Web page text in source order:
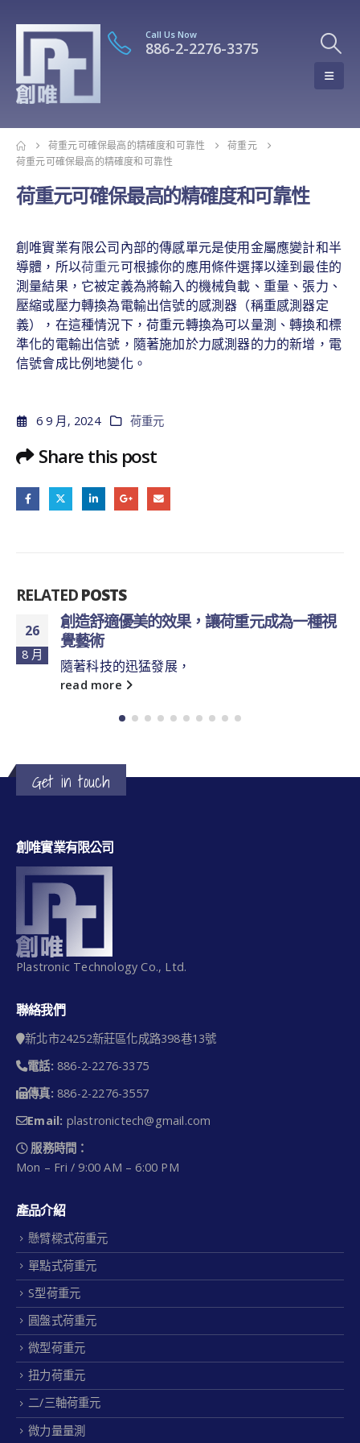
Call Us Now
886-2-2276-3375
荷重元可確保最高的精確度和可靠性
荷重元
荷重元可確保最高的精確度和可靠性
荷重元可確保最高的精確度和可靠性
創唯實業有限公司內部的傳感單元是使用金屬應變計和半
導體，所以荷重元可根據你的應用條件選擇以達到最佳的
測量結果，它被定義為將輸入的機械負載、重量、張力、
壓縮或壓力轉換為電輸出信號的感測器（稱重感測器定
義），在這種情況下，荷重元轉換為可以量測、轉換和標
準化的電輸出信號，隨著施加於力感測器的力的新增，電
信號會成比例地變化。
6 9 月, 2024 荷重元
Share this post
RELATEDPOSTS
26
8 月
創造舒適優美的效果，讓荷重元成為一種視
覺藝術
隨著科技的迅猛發展，
read more
Get in touch
創唯實業有限公司
Plastronic Technology Co., Ltd.
聯絡我們
新北市24252新莊區化成路398巷13號
電話: 886-2-2276-3375
傳真: 886-2-2276-3557
Email: plastronictech@gmail.com
服務時間：
Mon – Fri / 9:00 AM – 6:00 PM
產品介紹
懸臂樑式荷重元
單點式荷重元
S型荷重元
圓盤式荷重元
微型荷重元
扭力荷重元
二/三軸荷重元
微力量量測